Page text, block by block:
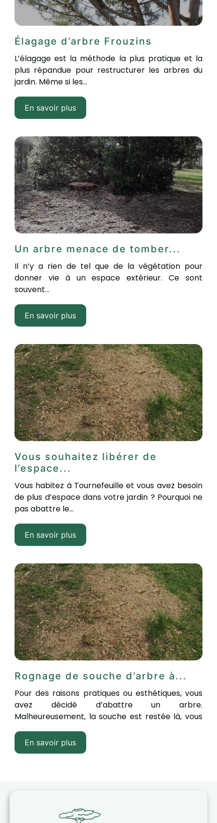
Élagage d’arbre Frouzins
L’élagage est la méthode la plus pratique et la
plus répandue pour restructurer les arbres du
jardin. Même si les...
En savoir plus
Un arbre menace de tomber...
Il n’y a rien de tel que de la végétation pour
donner vie à un espace extérieur. Ce sont
souvent...
En savoir plus
Vous souhaitez libérer de
l’espace...
Vous habitez à Tournefeuille et vous avez besoin
de plus d’espace dans votre jardin ? Pourquoi ne
pas abattre le...
En savoir plus
Rognage de souche d’arbre à...
Pour des raisons pratiques ou esthétiques, vous
avez décidé d’abattre un arbre.
Malheureusement, la souche est restée là, vous
En savoir plus